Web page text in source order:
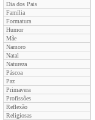
Dia dos Pais
Família
Formatura
Humor
Mãe
Namoro
Natal
Natureza
Páscoa
Paz
Primavera
Profissões
Reflexão
Religiosas